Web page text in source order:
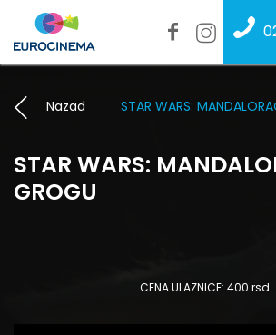
Nazad STAR WARS:
STAR WARS:
GROGU
CENA ULAZNICE: 400 rsd